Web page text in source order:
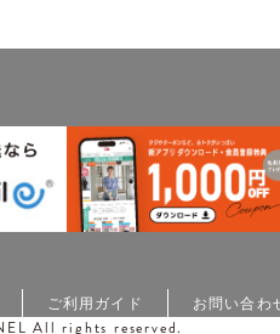
ご利用ガイド お問い合わ
All rights reserved.